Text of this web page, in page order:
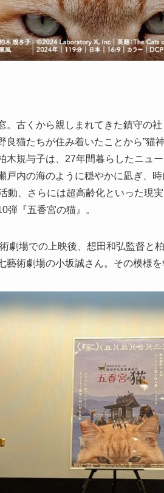
古くから親しまれてきた鎮守の社
良猫たちが住み着いたことから”猫
木規与子は、27年間暮らしたニュ
戸内の海のように穏やかに凪ぎ、
動、さらには超高齢化といった現
弾『五香宮の猫』。
劇場での上映後、想田和弘監督と
術劇場の小坂誠さん。その模様を